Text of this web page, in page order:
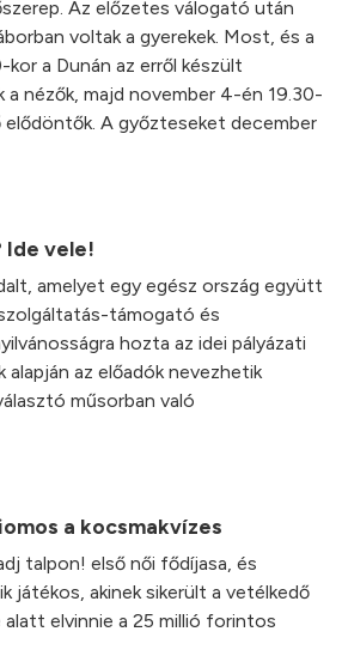
Az előzetes válogató után
voltak a gyerekek. Most, és a
a Dunán az erről készült
nézők, majd november 4-én 19.30-
elődöntők. A győzteseket december
Ide vele!
amelyet egy egész ország együtt
támogató és
hozta az idei pályázati
az előadók nevezhetik
műsorban való
a kocsmakvízes
talpon! első női fődíjasa, és
játékos, akinek sikerült a vetélkedő
elvinnie a 25 millió forintos